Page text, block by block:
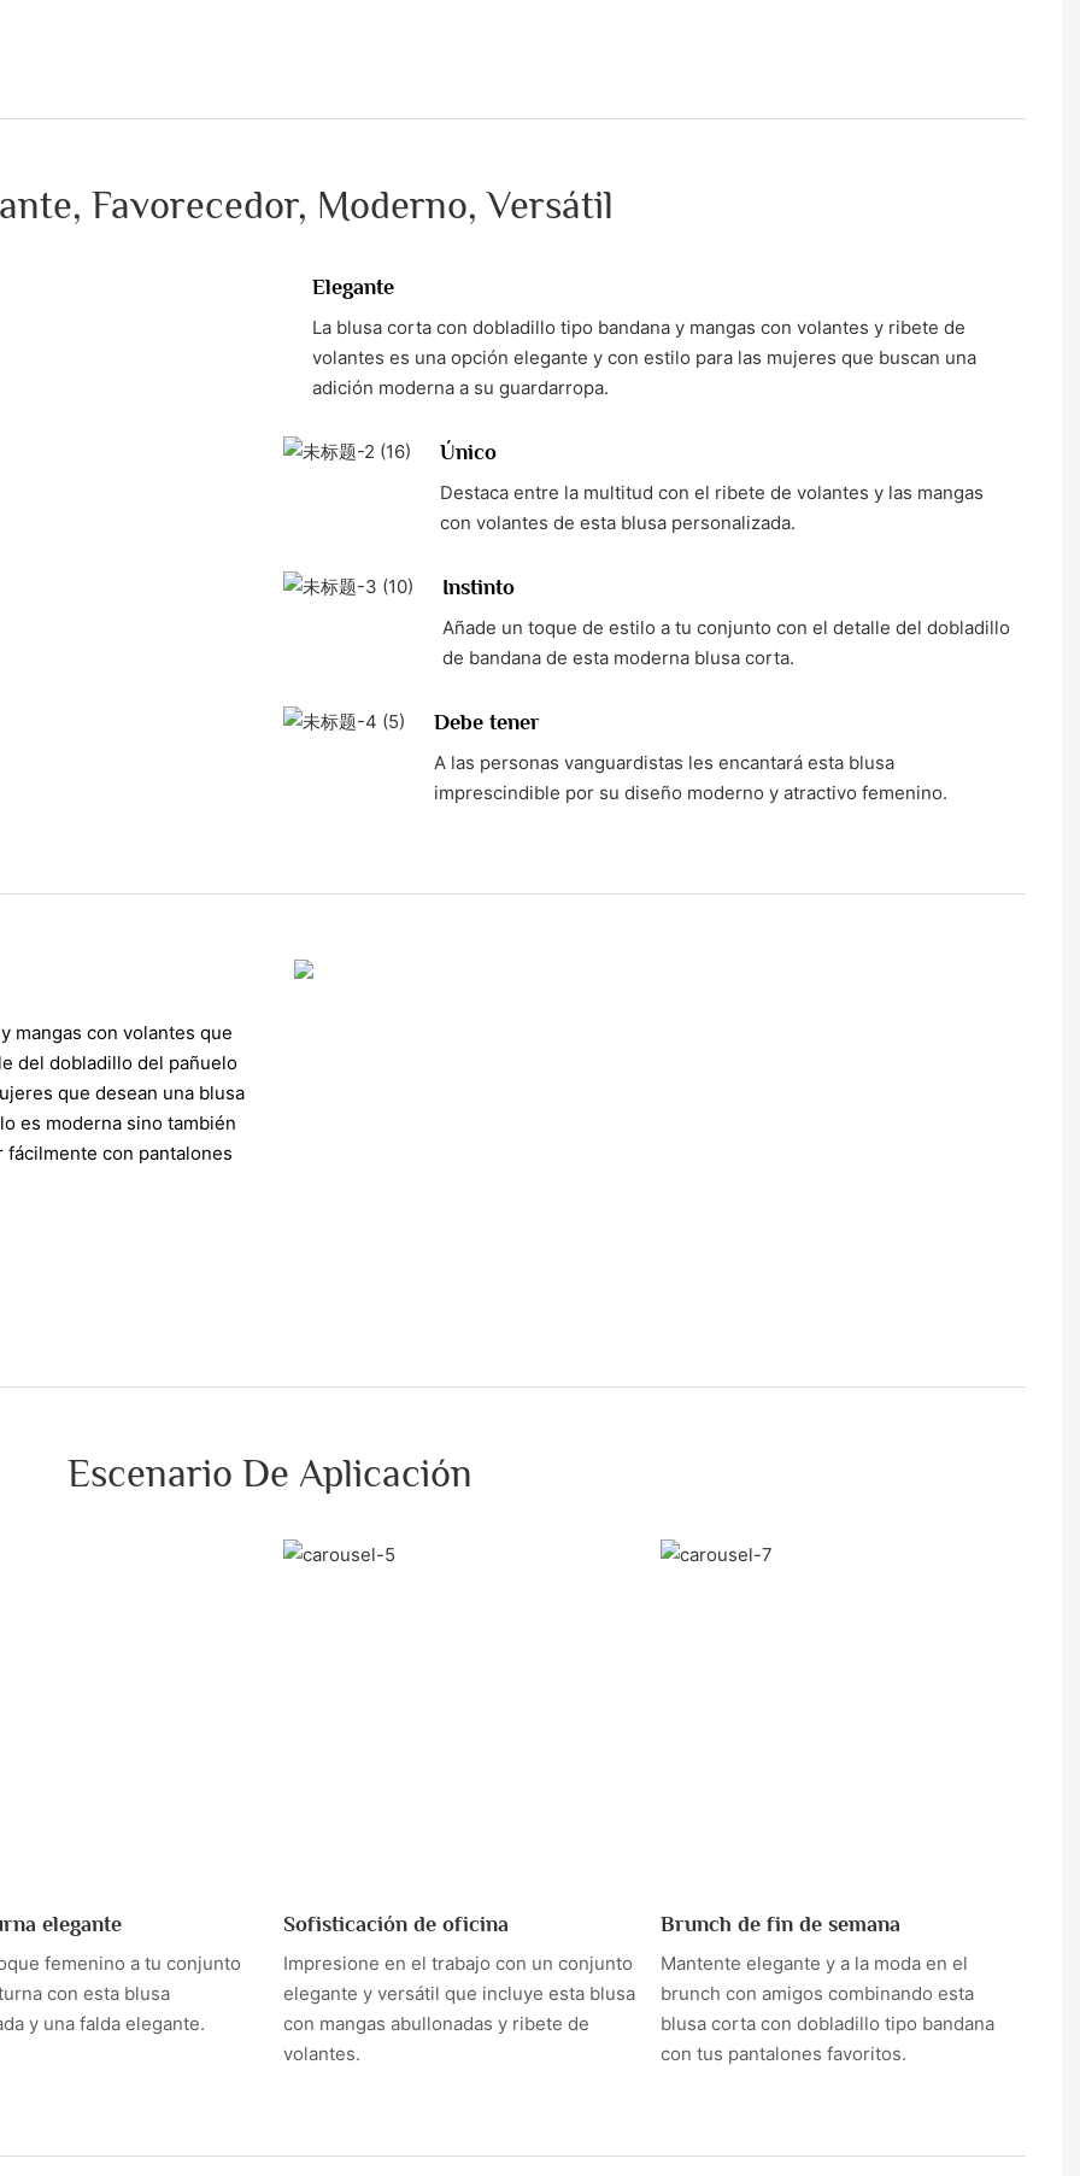
Favorecedor, Moderno, Versátil
Elegante
La blusa corta con dobladillo tipo bandana y mangas con volantes y ribete de
volantes es una opción elegante y con estilo para las mujeres que buscan una
adición moderna a su guardarropa.
Único
Destaca entre la multitud con el ribete de volantes y las mangas
con volantes de esta blusa personalizada.
Instinto
Añade un toque de estilo a tu conjunto con el detalle del dobladillo
de bandana de esta moderna blusa corta.
Debe tener
A las personas vanguardistas les encantará esta blusa
imprescindible por su diseño moderno y atractivo femenino.
mangas con volantes que
del dobladillo del pañuelo
que desean una blusa
es moderna sino también
con pantalones
Escenario De Aplicación
elegante
femenino a tu conjunto
con esta blusa
y una falda elegante.
Sofisticación de oficina
Impresione en el trabajo con un conjunto
elegante y versátil que incluye esta blusa
con mangas abullonadas y ribete de
volantes.
Brunch de fin de semana
Mantente elegante y a la moda en el
brunch con amigos combinando esta
blusa corta con dobladillo tipo bandana
con tus pantalones favoritos.